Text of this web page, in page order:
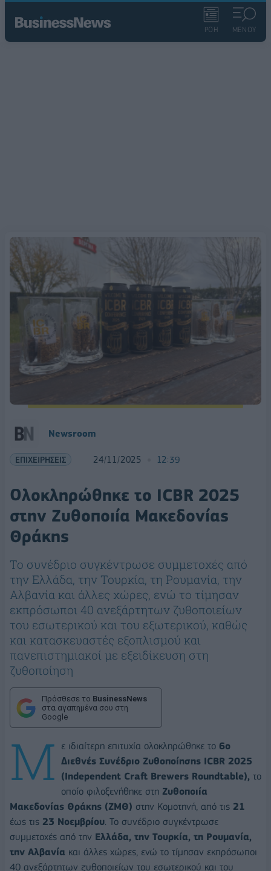
ΡΟΗ ΜΕΝΟΥ
Newsroom
ΕΠΙΧΕΙΡΗΣΕΙΣ 24/11/2025 12:39
Ολοκληρώθηκε το ICBR 2025
στην Ζυθοποιία Μακεδονίας
Θράκης
Το συνέδριο συγκέντρωσε συμμετοχές από
την Ελλάδα, την Τουρκία, τη Ρουμανία, την
Αλβανία και άλλες χώρες, ενώ το τίμησαν
εκπρόσωποι 40 ανεξάρτητων ζυθοποιείων
του εσωτερικού και του εξωτερικού, καθώς
και κατασκευαστές εξοπλισμού και
πανεπιστημιακοί με εξειδίκευση στη
ζυθοποίηση
Πρόσθεσε το BusinessNews
στα αγαπημένα σου στη
Google
Μ ε ιδιαίτερη επιτυχία ολοκληρώθηκε το 6ο
Διεθνές Συνέδριο Ζυθοποίησης ICBR 2025
(Independent Craft Brewers Roundtable), το
οποίο φιλοξενήθηκε στη Ζυθοποιία
Μακεδονίας Θράκης (ΖΜΘ) στην Κομοτηνή, από τις 21
έως τις 23 Νοεμβρίου. Το συνέδριο συγκέντρωσε
συμμετοχές από την Ελλάδα, την Τουρκία, τη Ρουμανία,
την Αλβανία και άλλες χώρες, ενώ το τίμησαν εκπρόσωποι
40 ανεξάρτητων ζυθοποιείων του εσωτερικού και του